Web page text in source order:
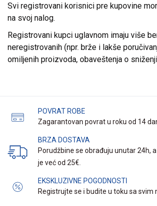
Svi registrovani korisnici pre kupovine
na svoj nalog.
Registrovani kupci uglavnom imaju više
neregistrovanih (npr. brže i lakše
omiljenih proizvoda, obaveštenja o
POVRAT ROBE
Zagarantovan povrat u roku od 14
BRZA DOSTAVA
Porudžbine se obrađuju unutar 24h,
je već od 25€.
EKSKLUZIVNE POGODNOSTI
Registrujte se i budite u toku sa svim